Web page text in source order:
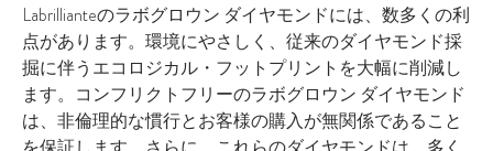
Labrillianteのラボグロウン ダイヤモンドには、数多くの利
点があります。環境にやさしく、従来のダイヤモンド採
掘に伴うエコロジカル・フットプリントを大幅に削減し
ます。コンフリクトフリーのラボグロウン ダイヤモンド
は、非倫理的な慣行とお客様の購入が無関係であること